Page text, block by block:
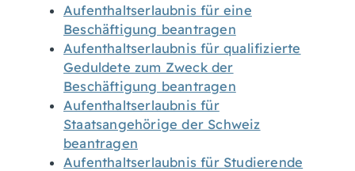
Aufenthaltserlaubnis für eine
Beschäftigung beantragen
Aufenthaltserlaubnis für qualifizierte
Geduldete zum Zweck der
Beschäftigung beantragen
Aufenthaltserlaubnis für
Staatsangehörige der Schweiz
beantragen
Aufenthaltserlaubnis für Studierende